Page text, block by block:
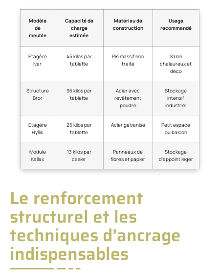
Modèle
de
meuble
Capacité de
charge
estimée
Matériau de
construction
Usage
recommandé
Etagère
Ivar
45 kilos par
tablette
Pin massif non
traité
Salon
chaleureux et
déco
Structure
Bror
95 kilos par
tablette
Acier avec
revêtement
poudre
Stockage
intensif
industriel
Etagère
Hyllis
25 kilos par
tablette
Acier galvanisé
Petit espace
ou balcon
Module
Kallax
13 kilos par
casier
Panneaux de
fibres et papier
Stockage
d’appoint léger
Le renforcement
structurel et les
techniques d’ancrage
indispensables